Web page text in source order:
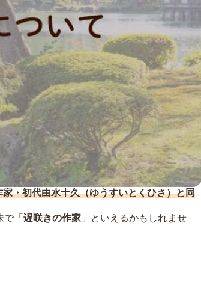
・初代由水十久（ゆうすいとくひさ）と同
「 遅咲きの作家 」といえるかもしれませ